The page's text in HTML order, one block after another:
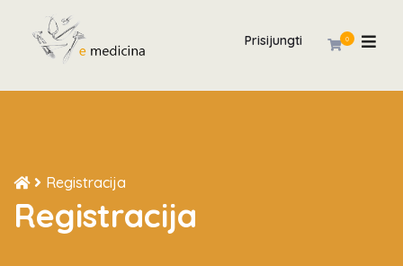
0
Prisijungti
Registracija
Registracija